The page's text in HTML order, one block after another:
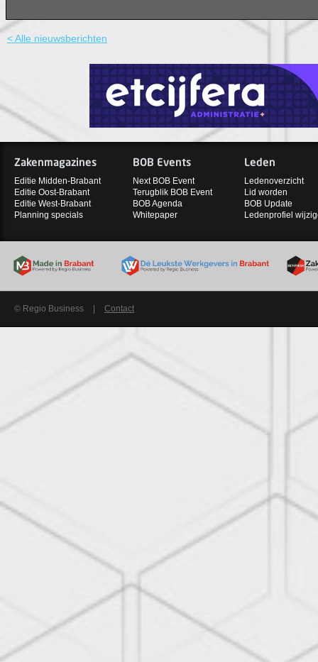
< Alle nieuwsberichten
Zakenmagazines
Editie Midden-Brabant
Editie Oost-Brabant
Editie West-Brabant
Planning specials
BOB Events
Next BOB Event
Terugblik BOB Event
BOB Agenda
Whitepaper
Leden
Ledenoverzicht
Lid worden
BOB Update
Ledenprofiel
© Regio Business Contact